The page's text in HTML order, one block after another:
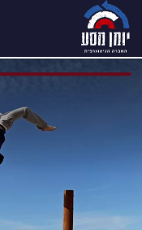
דלג
על
התפריט